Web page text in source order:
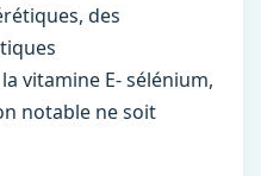
des
vitamine E- sélénium,
notable ne soit